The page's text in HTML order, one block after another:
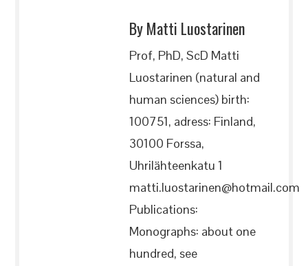
By Matti Luostarinen
Prof, PhD, ScD Matti
Luostarinen (natural and
human sciences) birth:
100751, adress: Finland,
30100 Forssa,
Uhrilähteenkatu 1
matti.luostarinen@hotmail.com
Publications:
Monographs: about one
hundred, see